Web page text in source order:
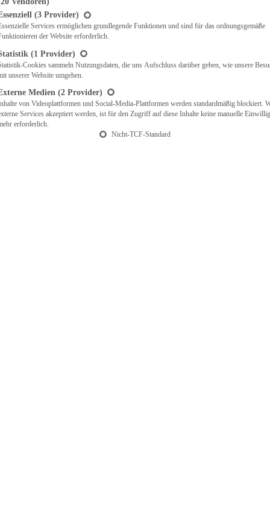
eine Liste der Service-Gruppen, für die eine Einwilligung erteilt werden
(3 Provider)
Services ermöglichen grundlegende Funktionen und sind für das ordnungsgemäße
der Website erforderlich.
(1 Provider)
Cookies sammeln Nutzungsdaten, die uns Aufschluss darüber geben, wie unsere
unserer Website umgehen.
Medien (2 Provider)
von Videoplattformen und Social-Media-Plattformen werden standardmäßig blockiert.
Services akzeptiert werden, ist für den Zugriff auf diese Inhalte keine manuelle
erforderlich.
Nicht-TCF-Standard